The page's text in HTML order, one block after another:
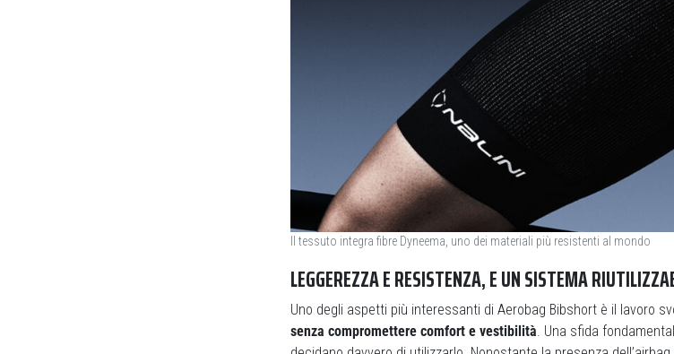
Il tessuto integra fibre Dyneema, uno dei materiali più resistenti al mondo
LEGGEREZZA E RESISTENZA, E UN SISTEMA
Uno degli aspetti più interessanti di Aerobag Bibshort è il lavoro
senza compromettere comfort e vestibilità. Una sfida